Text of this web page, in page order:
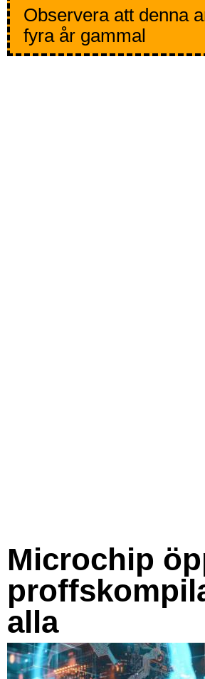
Observera att denna
fyra år gammal
Microchip
alla